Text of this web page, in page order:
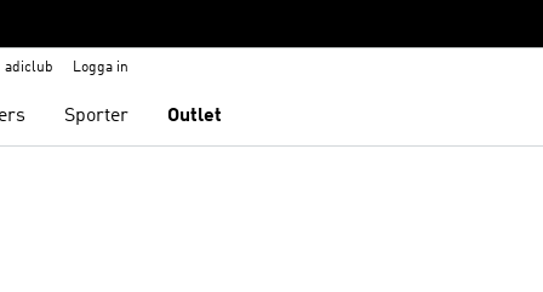
adiclub Logga in
Sporter Outlet